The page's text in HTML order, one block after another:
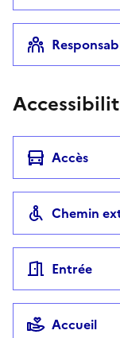
Accès
Chemin
Entrée
Accueil